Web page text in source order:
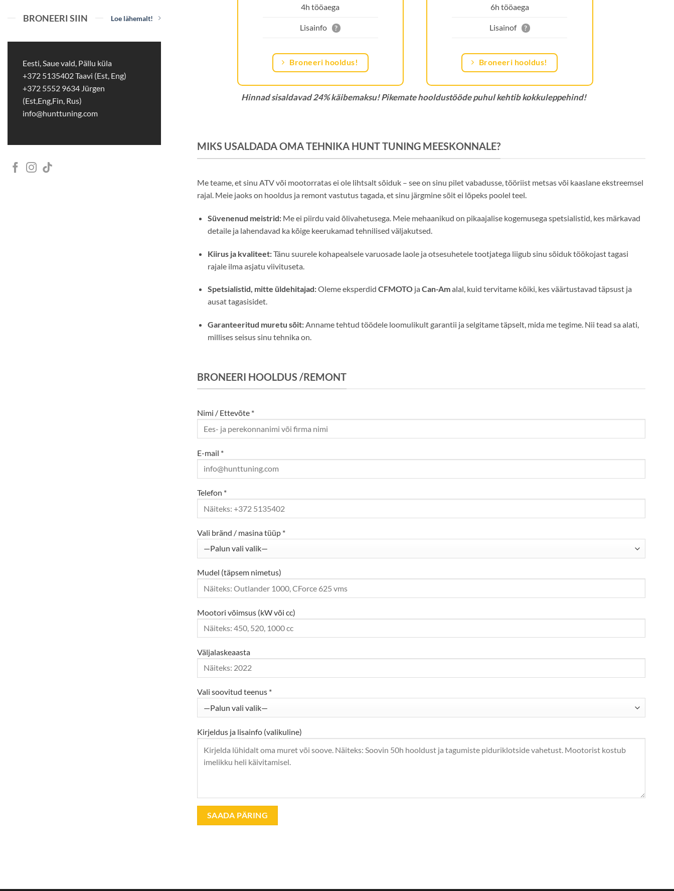
BRONEERI SIIN Loe lähemalt!
Eesti, Saue vald, Pällu küla
+372 5135402 Taavi (Est, Eng)
+372 5552 9634 Jürgen
(Est,Eng,Fin, Rus)
info@hunttuning.com
4h tööaega
Lisainfo ?
Broneeri hooldus!
6h tööaega
Lisainof ?
Broneeri hooldus!
Hinnad sisaldavad 24% käibemaksu! Pikemate hooldustööde puhul kehtib kokkuleppehind!
MIKS USALDADA OMA TEHNIKA HUNT TUNING MEESKONNALE?
Me teame, et sinu ATV või mootorratas ei ole lihtsalt sõiduk – see on sinu pilet vabadusse, tööriist metsas või kaaslane ekstreemsel
rajal. Meie jaoks on hooldus ja remont vastutus tagada, et sinu järgmine sõit ei lõpeks poolel teel.
Süvenenud meistrid:Me ei piirdu vaid õlivahetusega. Meie mehaanikud on pikaajalise kogemusega spetsialistid, kes märkavad
detaile ja lahendavad ka kõige keerukamad tehnilised väljakutsed.
Kiirus ja kvaliteet:Tänu suurele kohapealsele varuosade laole ja otsesuhetele tootjatega liigub sinu sõiduk töökojast tagasi
rajale ilma asjatu viivituseta.
Spetsialistid, mitte üldehitajad:Oleme eksperdid CFMOTOja Can-Amalal, kuid tervitame kõiki, kes väärtustavad täpsust ja
ausat tagasisidet.
Garanteeritud muretu sõit:Anname tehtud töödele loomulikult garantii ja selgitame täpselt, mida me tegime. Nii tead sa alati,
millises seisus sinu tehnika on.
BRONEERI HOOLDUS /REMONT
Nimi / Ettevõte *
E-mail *
Telefon *
Vali bränd / masina tüüp *
Mudel (täpsem nimetus)
Mootori võimsus (kW või cc)
Väljalaskeaasta
Vali soovitud teenus *
Kirjeldus ja lisainfo (valikuline)